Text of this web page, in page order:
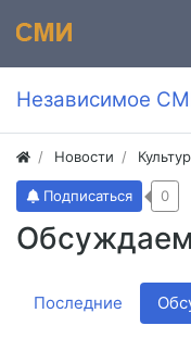
Независимое
Новости
Подписаться 0
Последние